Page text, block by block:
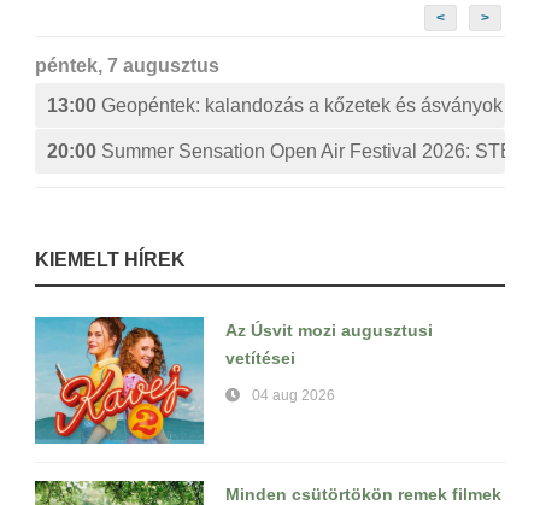
< >
péntek, 7 augusztus
13:00 Geopéntek: kalandozás a kőzetek és ásványok
20:00 Summer Sensation Open Air Festival 2026:
KIEMELT HÍREK
Az Úsvit mozi augusztusi
vetítései
04 aug 2026
Minden csütörtökön remek filmek